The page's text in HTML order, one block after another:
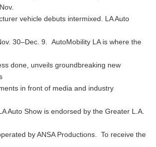
vehicle debuts intermixed. LA Auto
30–Dec. 9. AutoMobility LA is where the
done, unveils groundbreaking new
in front of media and industry
Auto Show is endorsed by the Greater L.A.
by ANSA Productions. To receive the